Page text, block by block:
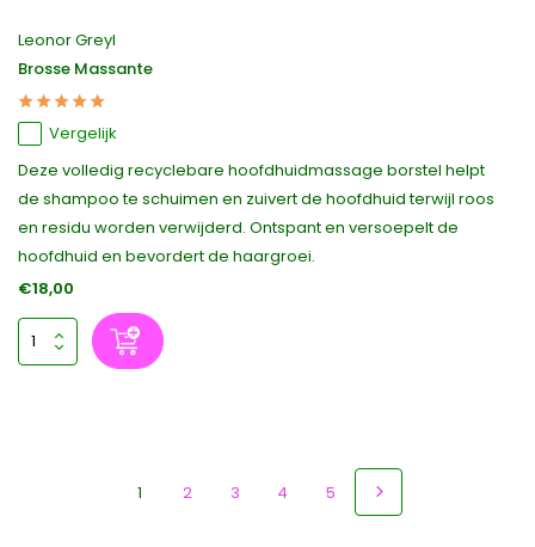
Leonor Greyl
Brosse Massante
Vergelijk
Deze volledig recyclebare hoofdhuidmassage borstel helpt
de shampoo te schuimen en zuivert de hoofdhuid terwijl roos
en residu worden verwijderd. Ontspant en versoepelt de
hoofdhuid en bevordert de haargroei.
€18,00
1 2 3 4 5